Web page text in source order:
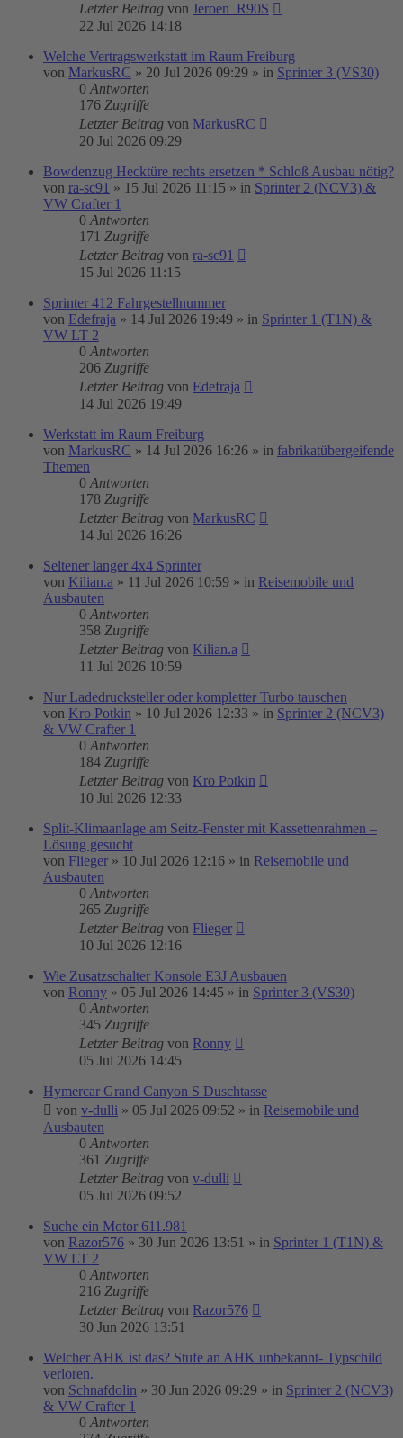
Letzter Beitrag von Jeroen_R90S
22 Jul 2026 14:18
Welche Vertragswerkstatt im Raum Freiburg
von MarkusRC » 20 Jul 2026 09:29 » in Sprinter 3 (VS30)
0 Antworten
176 Zugriffe
Letzter Beitrag von MarkusRC
20 Jul 2026 09:29
Bowdenzug Hecktüre rechts ersetzen * Schloß Ausbau nötig?
von ra-sc91 » 15 Jul 2026 11:15 » in Sprinter 2 (NCV3) &
VW Crafter 1
0 Antworten
171 Zugriffe
Letzter Beitrag von ra-sc91
15 Jul 2026 11:15
Sprinter 412 Fahrgestellnummer
von Edefraja » 14 Jul 2026 19:49 » in Sprinter 1 (T1N) &
VW LT 2
0 Antworten
206 Zugriffe
Letzter Beitrag von Edefraja
14 Jul 2026 19:49
Werkstatt im Raum Freiburg
von MarkusRC » 14 Jul 2026 16:26 » in fabrikatübergeifende
Themen
0 Antworten
178 Zugriffe
Letzter Beitrag von MarkusRC
14 Jul 2026 16:26
Seltener langer 4x4 Sprinter
von Kilian.a » 11 Jul 2026 10:59 » in Reisemobile und
Ausbauten
0 Antworten
358 Zugriffe
Letzter Beitrag von Kilian.a
11 Jul 2026 10:59
Nur Ladedrucksteller oder kompletter Turbo tauschen
von Kro Potkin » 10 Jul 2026 12:33 » in Sprinter 2 (NCV3)
& VW Crafter 1
0 Antworten
184 Zugriffe
Letzter Beitrag von Kro Potkin
10 Jul 2026 12:33
Split-Klimaanlage am Seitz-Fenster mit Kassettenrahmen –
Lösung gesucht
von Flieger » 10 Jul 2026 12:16 » in Reisemobile und
Ausbauten
0 Antworten
265 Zugriffe
Letzter Beitrag von Flieger
10 Jul 2026 12:16
Wie Zusatzschalter Konsole E3J Ausbauen
von Ronny » 05 Jul 2026 14:45 » in Sprinter 3 (VS30)
0 Antworten
345 Zugriffe
Letzter Beitrag von Ronny
05 Jul 2026 14:45
Hymercar Grand Canyon S Duschtasse
von v-dulli » 05 Jul 2026 09:52 » in Reisemobile und
Ausbauten
0 Antworten
361 Zugriffe
Letzter Beitrag von v-dulli
05 Jul 2026 09:52
Suche ein Motor 611.981
von Razor576 » 30 Jun 2026 13:51 » in Sprinter 1 (T1N) &
VW LT 2
0 Antworten
216 Zugriffe
Letzter Beitrag von Razor576
30 Jun 2026 13:51
Welcher AHK ist das? Stufe an AHK unbekannt- Typschild
verloren.
von Schnafdolin » 30 Jun 2026 09:29 » in Sprinter 2 (NCV3)
& VW Crafter 1
0 Antworten